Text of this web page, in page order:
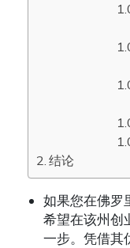
结论
如果您在佛罗
希望在该州创
一步。凭借其